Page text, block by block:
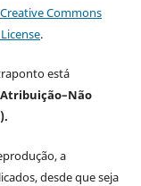
Creative Commons
.
está
a
desde que seja